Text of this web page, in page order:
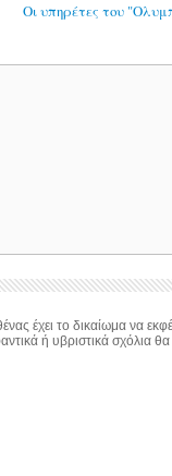
Οι υπηρέτες του
έχει το δικαίωμα να
ή υβριστικά σχόλια